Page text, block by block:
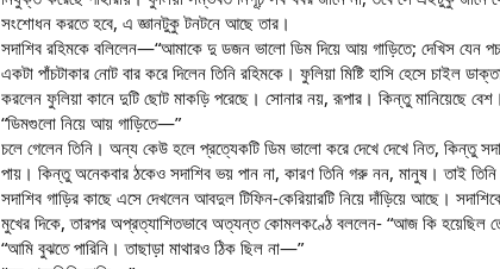
সংশোধন করতে হবে, এ জ্ঞানটুকু টনটনে আছে তার।
সদাশিব রহিমকে বলিলেন—“আমাকে দু ডজন ভালো ডিম দিয়ে আয় গাড়িতে; দেখিস যেন
একটা পাঁচটাকার নোট বার করে দিলেন তিনি রহিমকে। ফুলিয়া মিষ্টি হাসি হেসে চাইল
করলেন ফুলিয়া কানে দুটি ছোট মাকড়ি পরেছে। সোনার নয়, রূপার। কিন্তু মানিয়েছে
“ডিমগুলো নিয়ে আয় গাড়িতে—”
চলে গেলেন তিনি। অন্য কেউ হলে প্রত্যেকটি ডিম ভালো করে দেখে দেখে নিত, কিন্তু
পায়। কিন্তু অনেকবার ঠকেও সদাশিব ভয় পান না, কারণ তিনি গরু নন, মানুষ। তাই
সদাশিব গাড়ির কাছে এসে দেখলেন আবদুল টিফিন-কেরিয়ারটি নিয়ে দাঁড়িয়ে আছে।
মুখের দিকে, তারপর অপ্রত্যাশিতভাবে অত্যন্ত কোমলকণ্ঠে বললেন- “আজ কি হয়েছিল
“আমি বুঝতে পারিনি। তাছাড়া মাথারও ঠিক ছিল না—”